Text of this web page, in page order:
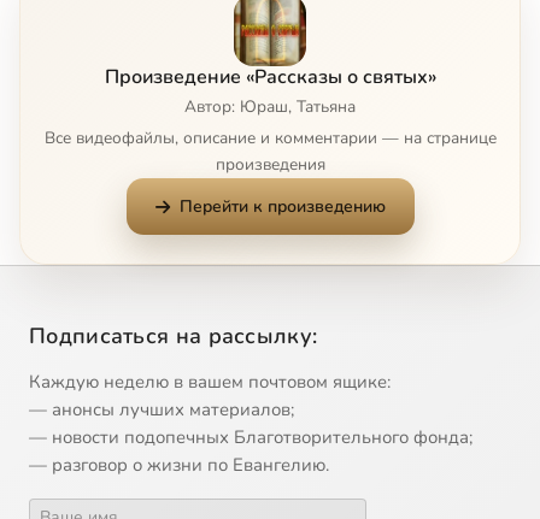
Адриан и Наталия, мученики
Адриан Пошехонский, преподобномученик
Александр Пересвет, инок-воин
Икона Божией Матери 'Всецарица'
14 Икона Божией Матери 'Утоли моя печали'
15 Икона Божией Матери Донская
Произведение «Рассказы о святых»
Автор: Юраш, Татьяна
Все видеофайлы, описание и комментарии — на странице
произведения
Перейти к произведению
Подписаться на рассылку:
Каждую неделю в вашем почтовом ящике:
— анонсы лучших материалов;
— новости подопечных Благотворительного фонда;
— разговор о жизни по Евангелию.